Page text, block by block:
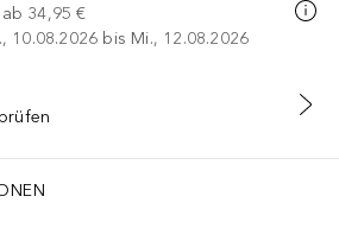
34,95 €
10.08.2026 bis Mi., 12.08.2026
DEN WARENKORB